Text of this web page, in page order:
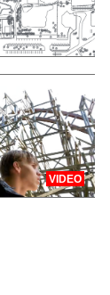
VIDEO